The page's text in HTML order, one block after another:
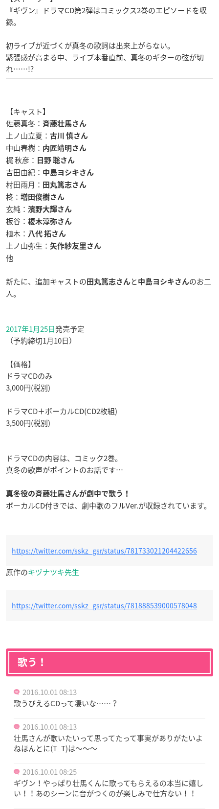
『ギヴン』ドラマCD第2弾はコミックス2巻のエピソードを収
録。
初ライブが近づくが真冬の歌詞は出来上がらない。
緊張感が高まる中、ライブ本番直前、真冬のギターの弦が切
れ……!?
【キャスト】
佐藤真冬： 斉藤壮馬さん
上ノ山立夏： 古川 慎さん
中山春樹： 内匠靖明さん
梶 秋彦： 日野 聡さん
吉田由紀： 中島ヨシキさん
村田雨月： 田丸篤志さん
柊： 増田俊樹さん
玄純： 濱野大輝さん
板谷： 榎木淳弥さん
植木： 八代 拓さん
上ノ山弥生： 矢作紗友里さん
他
新たに、追加キャストの 田丸篤志さんと 中島ヨシキさんのお二
人。
2017年1月25日発売予定
（予約締切1月10日）
【価格】
ドラマCDのみ
3,000円(税別)
ドラマCD＋ボーカルCD(CD2枚組)
3,500円(税別)
ドラマCDの内容は、コミック2巻。
真冬の歌声がポイントのお話です…
真冬役の斉藤壮馬さんが劇中で歌う！
ボーカルCD付きでは、劇中歌のフルVer.が収録されています。
https://twitter.com/sskz_gsr/status/781733021204422656
原作のキヅナツキ先生
https://twitter.com/sskz_gsr/status/781888539000578048
歌う！
2016.10.01 08:13
歌うびえるCDって凄いな……？
2016.10.01 08:13
壮馬さんが歌いたいって思ってたって事実がありがたいよ
ねほんとに(T_T)は〜〜〜
2016.10.01 08:25
ギヴン！やっぱり壮馬くんに歌ってもらえるの本当に嬉し
い！！あのシーンに音がつくのが楽しみで仕方ない！！